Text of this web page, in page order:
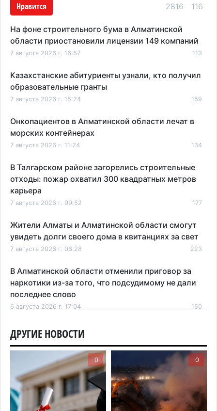
Нравится 2816 116
На фоне строительного бума в Алматинской
области приостановили лицензии 149 компаний
7 августа 2026 г. 16:57 113
Казахстанские абитуриенты узнали, кто получил
образовательные гранты
7 августа 2026 г. 15:24 159
Онкопациентов в Алматинской области лечат в
морских контейнерах
7 августа 2026 г. 11:24 134
В Талгарском районе загорелись строительные
отходы: пожар охватил 300 квадратных метров
карьера
7 августа 2026 г. 09:52 177
Жители Алматы и Алматинской области смогут
увидеть долги своего дома в квитанциях за свет
7 августа 2026 г. 06:28 223
В Алматинской области отменили приговор за
наркотики из-за того, что подсудимому не дали
последнее слово
6 августа 2026 г. 17:04 150
Проезд по БАКАД резко подорожал: в
Алматинской области начали действовать новые
тарифы
6 августа 2026 г. 14:36 202
Сильнейшие дзюдоисты мира приехали на
сборы в Алматинскую область
ДРУГИЕ НОВОСТИ
0 0